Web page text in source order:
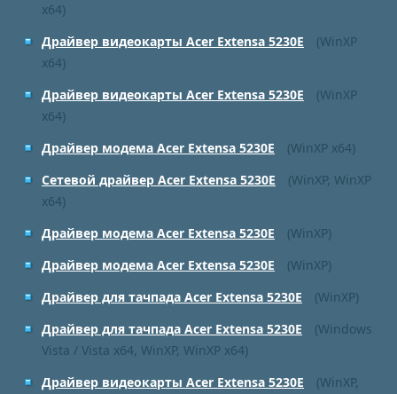
x64)
Драйвер видеокарты Acer Extensa 5230E
(WinXP
x64)
Драйвер видеокарты Acer Extensa 5230E
(WinXP
x64)
Драйвер модема Acer Extensa 5230E
(WinXP x64)
Сетевой драйвер Acer Extensa 5230E
(WinXP, WinXP
x64)
Драйвер модема Acer Extensa 5230E
(WinXP)
Драйвер модема Acer Extensa 5230E
(WinXP)
Драйвер для тачпада Acer Extensa 5230E
(WinXP)
Драйвер для тачпада Acer Extensa 5230E
(Windows
Vista / Vista x64, WinXP, WinXP x64)
Драйвер видеокарты Acer Extensa 5230E
(WinXP,